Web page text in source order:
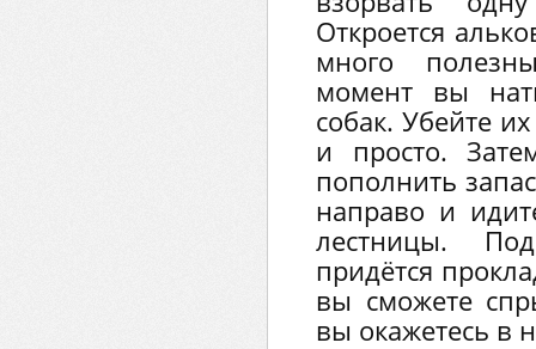
Откроется
много
момент вы
собак. Убейте
и просто.
пополнить
направо и
лестницы.
придётся
вы сможете
вы окажетесь в